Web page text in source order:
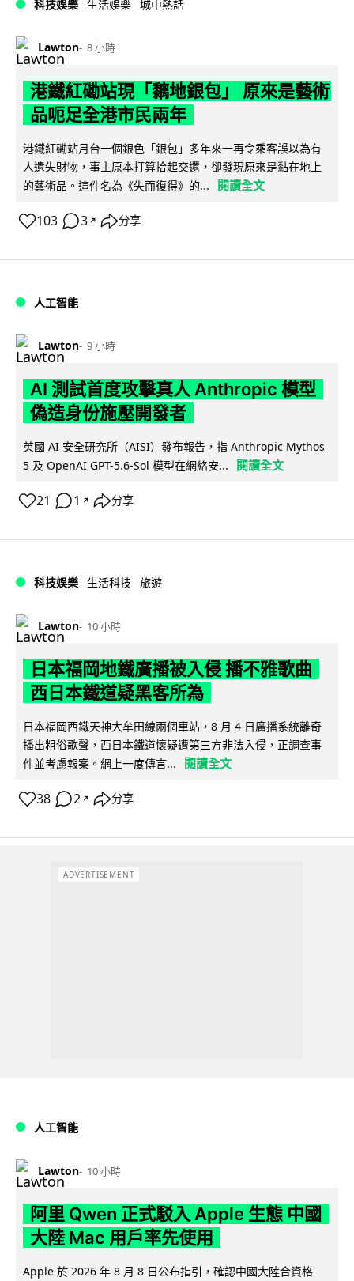
科技娛樂 生活娛樂 城中熱話
Lawton 8 小時
港鐵紅磡站現「黐地銀包」 原來是藝術
品呃足全港市民兩年
港鐵紅磡站月台一個銀色「銀包」多年來一再令乘客誤以為有
人遺失財物，事主原本打算拾起交還，卻發現原來是黏在地上
的藝術品。這件名為《失而復得》的...
閱讀全文
103 3 ↗ 分享
人工智能
Lawton 9 小時
AI 測試首度攻擊真人 Anthropic 模型
偽造身份施壓開發者
英國 AI 安全研究所（AISI）發布報告，指 Anthropic Mythos
5 及 OpenAI GPT-5.6-Sol 模型在網絡安...
閱讀全文
21 1 ↗ 分享
科技娛樂 生活科技 旅遊
Lawton 10 小時
日本福岡地鐵廣播被入侵 播不雅歌曲
西日本鐵道疑黑客所為
日本福岡西鐵天神大牟田線兩個車站，8 月 4 日廣播系統離奇
播出粗俗歌聲，西日本鐵道懷疑遭第三方非法入侵，正調查事
件並考慮報案。網上一度傳言...
閱讀全文
38 2 ↗ 分享
ADVERTISEMENT
人工智能
Lawton 10 小時
阿里 Qwen 正式駁入 Apple 生態 中國
大陸 Mac 用戶率先使用
Apple 於 2026 年 8 月 8 日公布指引，確認中國大陸合資格